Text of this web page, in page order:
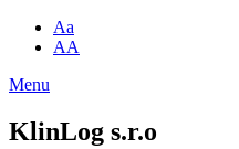
Aa
AA
Menu
KlinLog s.r.o